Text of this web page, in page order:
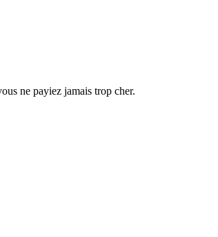
ne payiez jamais trop cher.